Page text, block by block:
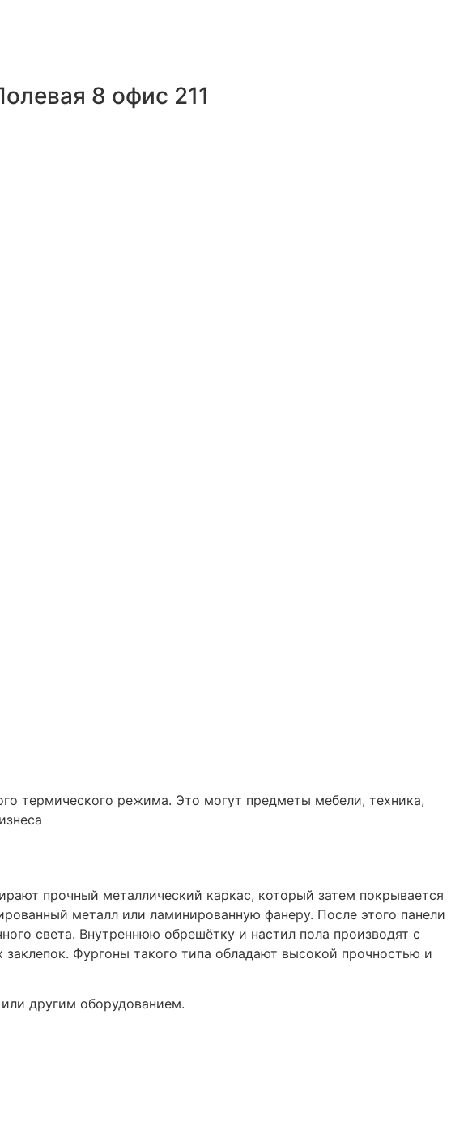
8 офис 211
термического режима. Это могут предметы мебели, техника,
прочный металлический каркас, который затем покрывается
металл или ламинированную фанеру. После этого панели
света. Внутреннюю обрешётку и настил пола производят с
Фургоны такого типа обладают высокой прочностью и
другим оборудованием.